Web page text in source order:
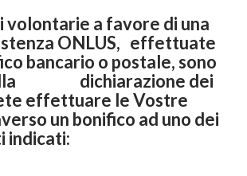
volontarie a favore di una
ONLUS, effettuate
bancario o postale, sono
dichiarazione dei
effettuare le Vostre
un bonifico ad uno dei
indicati: